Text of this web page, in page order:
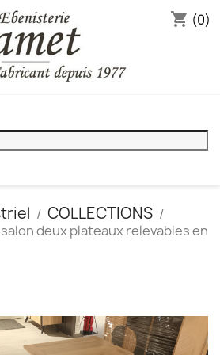
shopping_cart (0)
COLLECTIONS
deux plateaux relevables en